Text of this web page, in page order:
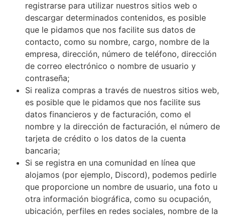
registrarse para utilizar nuestros sitios web o
descargar determinados contenidos, es posible
que le pidamos que nos facilite sus datos de
contacto, como su nombre, cargo, nombre de la
empresa, dirección, número de teléfono, dirección
de correo electrónico o nombre de usuario y
contraseña;
Si realiza compras a través de nuestros sitios web,
es posible que le pidamos que nos facilite sus
datos financieros y de facturación, como el
nombre y la dirección de facturación, el número de
tarjeta de crédito o los datos de la cuenta
bancaria;
Si se registra en una comunidad en línea que
alojamos (por ejemplo, Discord), podemos pedirle
que proporcione un nombre de usuario, una foto u
otra información biográfica, como su ocupación,
ubicación, perfiles en redes sociales, nombre de la